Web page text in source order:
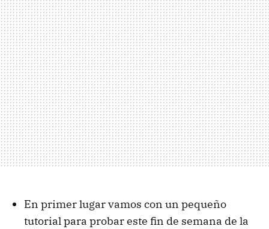
En primer lugar vamos con un pequeño
tutorial para probar este fin de semana de la